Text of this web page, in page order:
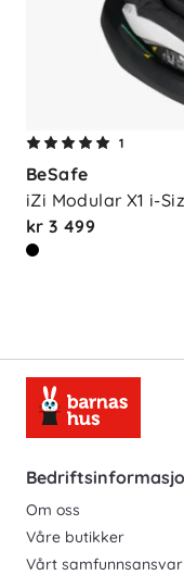
1
BeSafe
iZi Modular X1 i-
kr 3 499
Om oss
Våre butikker
Vårt samfunnsansvar